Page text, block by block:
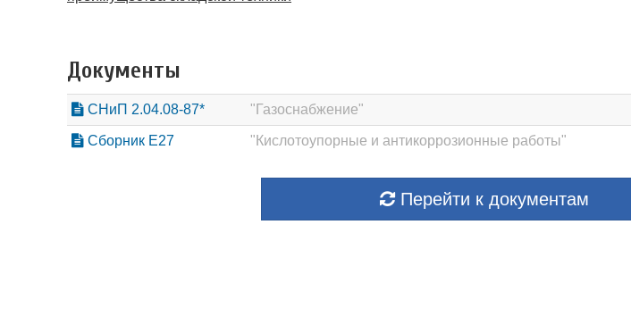
Документы
СНиП 2.04.08-87* "Газоснабжение"
Сборник Е27 "Кислотоупорные и антикоррозионные работы"
Перейти к документам